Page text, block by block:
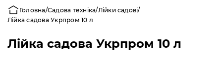
Головна Садова техніка Лійки садові
Лійка садова Укрпром 10 л
Лійка садова Укрпром 10 л